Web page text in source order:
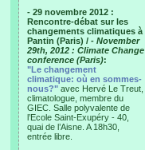
- 29 novembre 2012 :
Rencontre-débat sur les
changements climatiques à
Pantin (Paris) / - November
29th, 2012 : Climate Change
conference (Paris):
"Le changement
climatique: où en sommes-
nous?" avec Hervé Le Treut,
climatologue, membre du
GIEC. Salle polyvalente de
l’Ecole Saint-Exupéry - 40,
quai de l’Aisne. A 18h30,
entrée libre.